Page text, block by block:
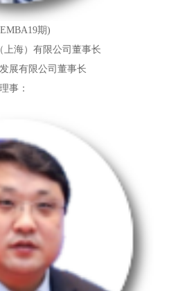
期)
上海）有限公司董事长
展有限公司董事长
理事：